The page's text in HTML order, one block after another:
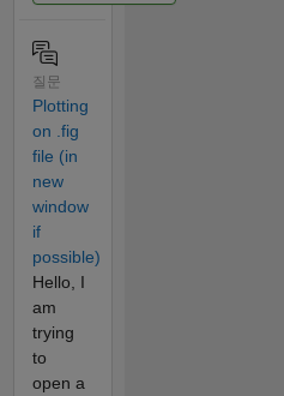
질문
Plotting
on .fig
file (in
new
window
if
possible)
Hello, I
am
trying
to
open a